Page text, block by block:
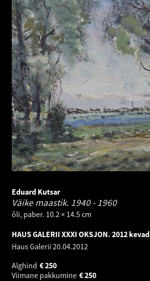
Eduard Kutsar
Väike maastik. 1940 - 1960
õli, paber. 10.2 × 14.5 cm
HAUS GALERII XXXI OKSJON. 2012 kevad
Haus Galerii 20.04.2012
Alghind
250
€
Viimane pakkumine
250
€